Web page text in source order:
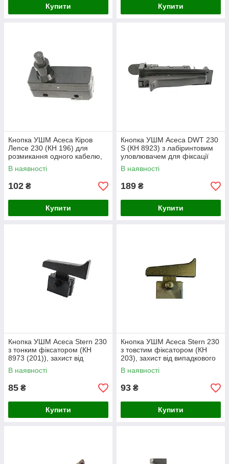
Купити Купити
Кнопка УШМ Асеса Кіров
Лепсе 230 (КН 196) для
розмикання одного кабелю,
без клавіші, кріплення
гвинтами
В наявності
102 ₴
Купити
Кнопка УШМ Асеса DWT 230
S (КН 8923) з лабіринтовим
уловлювачем для фіксації
тривалого включення
В наявності
189 ₴
Купити
Кнопка УШМ Асеса Stern 230
з тонким фіксатором (КН
8973 (201)), захист від
випадкового пуску, кріплення
гвинтами
В наявності
85 ₴
Купити
Кнопка УШМ Асеса Stern 230
з товстим фіксатором (КН
203), захист від випадкового
пуску, кріплення гвинтами
В наявності
93 ₴
Купити